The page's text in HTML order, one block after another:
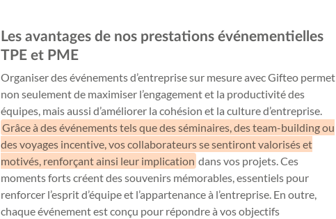
Les avantages de nos prestations événementielles
TPE et PME
Organiser des événements d’entreprise sur mesure avec Gifteo permet
non seulement de maximiser l’engagement et la productivité des
équipes, mais aussi d’améliorer la cohésion et la culture d’entreprise.
Grâce à des événements tels que des séminaires, des team-building ou
des voyages incentive, vos collaborateurs se sentiront valorisés et
motivés, renforçant ainsi leur implication dans vos projets. Ces
moments forts créent des souvenirs mémorables, essentiels pour
renforcer l’esprit d’équipe et l’appartenance à l’entreprise. En outre,
chaque événement est conçu pour répondre à vos objectifs